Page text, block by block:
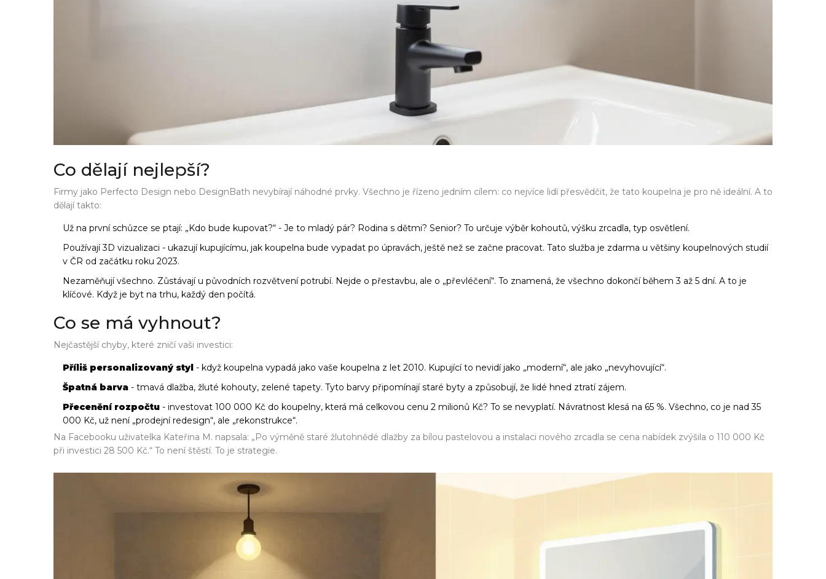
Co dělají nejlepší?
Firmy jako Perfecto Design nebo DesignBath nevybírají náhodné prvky. Všechno je řízeno jedním cílem: co nejvíce lidí přesvědčit, že tato koupelna je pro ně ideální. A to
dělají takto:
Už na první schůzce se ptají: „Kdo bude kupovat?“ - Je to mladý pár? Rodina s dětmi? Senior? To určuje výběr kohoutů, výšku zrcadla, typ osvětlení.
Používají 3D vizualizaci - ukazují kupujícímu, jak koupelna bude vypadat po úpravách, ještě než se začne pracovat. Tato služba je zdarma u většiny koupelnových studií
v ČR od začátku roku 2023.
Nezaměňují všechno. Zůstávají u původních rozvětvení potrubí. Nejde o přestavbu, ale o „převléčení“. To znamená, že všechno dokončí během 3 až 5 dní. A to je
klíčové. Když je byt na trhu, každý den počítá.
Co se má vyhnout?
Nejčastější chyby, které zničí vaši investici:
Příliš personalizovaný styl - když koupelna vypadá jako vaše koupelna z let 2010. Kupující to nevidí jako „moderní“, ale jako „nevyhovující“.
Špatná barva - tmavá dlažba, žluté kohouty, zelené tapety. Tyto barvy připomínají staré byty a způsobují, že lidé hned ztratí zájem.
Přecenění rozpočtu - investovat 100 000 Kč do koupelny, která má celkovou cenu 2 milionů Kč? To se nevyplatí. Návratnost klesá na 65 %. Všechno, co je nad 35
000 Kč, už není „prodejní redesign“, ale „rekonstrukce“.
Na Facebooku uživatelka Kateřina M. napsala: „Po výměně staré žlutohnědé dlažby za bílou pastelovou a instalaci nového zrcadla se cena nabídek zvýšila o 110 000 Kč
při investici 28 500 Kč.“ To není štěstí. To je strategie.